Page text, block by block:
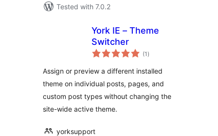
Tested with 7.0.2
York IE – Theme
Switcher
(1 total
ratings
)
Assign or preview a different installed
theme on individual posts, pages, and
custom post types without changing the
site-wide active theme.
yorksupport